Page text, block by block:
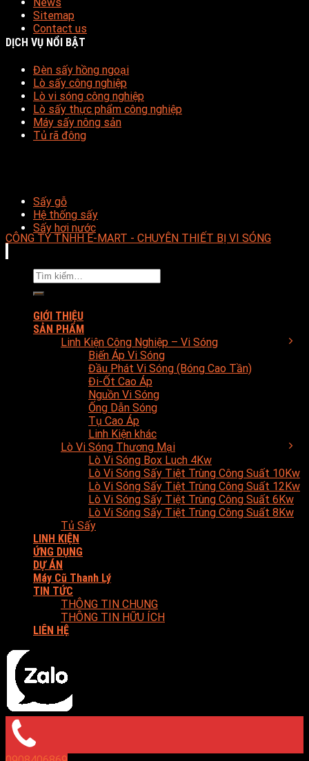
Sitemap
Contact us
DỊCH VỤ NỔI BẬT
Đèn sấy hồng ngoại
Lò sấy công nghiệp
Lò vi sóng công nghiệp
Lò sấy thực phẩm công nghiệp
Máy sấy nông sản
Tủ rã đông
Sấy gỗ
Hệ thống sấy
Sấy hơi nước
CÔNG TY TNHH E-MART - CHUYÊN THIẾT BỊ VI SÓNG
Tìm
kiếm:
GIỚI THIỆU
SẢN PHẨM
Linh Kiện Công Nghiệp – Vi Sóng
Biến Áp Vi Sóng
Đầu Phát Vi Sóng (Bóng Cao Tần)
Đi-Ốt Cao Áp
Nguồn Vi Sóng
Ống Dẫn Sóng
Tụ Cao Áp
Linh Kiện khác
Lò Vi Sóng Thương Mại
Lò Vi Sóng Box Luch 4Kw
Lò Vi Sóng Sấy Tiệt Trùng Công Suất 10Kw
Lò Vi Sóng Sấy Tiệt Trùng Công Suất 12Kw
Lò Vi Sóng Sấy Tiệt Trùng Công Suất 6Kw
Lò Vi Sóng Sấy Tiệt Trùng Công Suất 8Kw
Tủ Sấy
LINH KIỆN
ỨNG DỤNG
DỰ ÁN
Máy Cũ Thanh Lý
TIN TỨC
THÔNG TIN CHUNG
THÔNG TIN HỮU ÍCH
LIÊN HỆ